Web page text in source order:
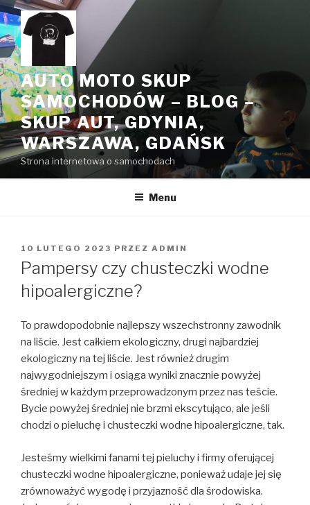
Przeskocz
do
treści
AUTO MOTO SKUP
SAMOCHODÓW – BLOG –
SKUP AUT, GDYNIA,
WARSZAWA, GDAŃSK
Strona internetowa o samochodach
Menu
OPUBLIKOWANE
W
10 LUTEGO 2023 PRZEZ ADMIN
Pampersy czy chusteczki wodne
hipoalergiczne?
To prawdopodobnie najlepszy wszechstronny zawodnik
na liście. Jest całkiem ekologiczny, drugi najbardziej
ekologiczny na tej liście. Jest również drugim
najwygodniejszym i osiąga wyniki znacznie powyżej
średniej w każdym przeprowadzonym przez nas teście.
Bycie powyżej średniej nie brzmi ekscytująco, ale jeśli
chodzi o pieluchę i chusteczki wodne hipoalergiczne, tak.
Jesteśmy wielkimi fanami tej pieluchy i firmy oferującej
chusteczki wodne hipoalergiczne, ponieważ udaje jej się
zrównoważyć wygodę i przyjazność dla środowiska.